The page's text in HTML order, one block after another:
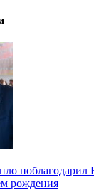
поблагодарил
рождения